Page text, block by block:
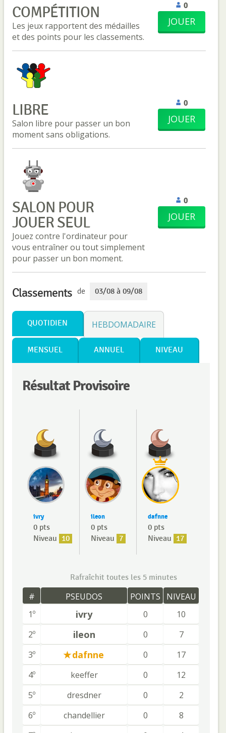
COMPÉTITION
Les jeux rapportent des médailles
et des points pour les classements.
0
JOUER
LIBRE
Salon libre pour passer un bon
moment sans obligations.
0
JOUER
SALON POUR
JOUER SEUL
Jouez contre l'ordinateur pour
vous entraîner ou tout simplement
pour passer un bon moment.
0
JOUER
Classements de 03/08 à 09/08
QUOTIDIEN HEBDOMADAIRE
MENSUEL ANNUEL NIVEAU
Résultat Provisoire
ivry
0 pts
Niveau 10
ileon
0 pts
Niveau 7
dafnne
0 pts
Niveau 17
Rafraîchit toutes les 5 minutes
# PSEUDOS POINTS
NIVEAU
1º
ivry 0
10
2º
ileon 0
7
3º
dafnne 0
17
4º
keeffer 0
12
5º
dresdner 0
2
6º
chandellier 0
8